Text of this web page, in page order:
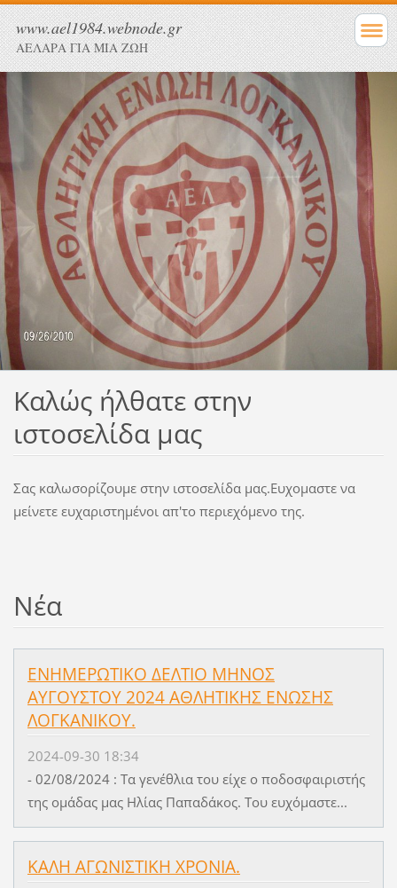
www.ael1984.webnode.gr
ΑΕΛΑΡΑ ΓΙΑ ΜΙΑ ΖΩΗ
Καλώς ήλθατε στην
ιστοσελίδα μας
Σας καλωσορίζουμε στην ιστοσελίδα μας.Ευχομαστε να
μείνετε ευχαριστημένοι απ'το περιεχόμενο της.
Νέα
ΕΝΗΜΕΡΩΤΙΚΟ ΔΕΛΤΙΟ ΜΗΝΟΣ
ΑΥΓΟΥΣΤΟΥ 2024 ΑΘΛΗΤΙΚΗΣ ΕΝΩΣΗΣ
ΛΟΓΚΑΝΙΚΟΥ.
2024-09-30 18:34
- 02/08/2024 : Τα γενέθλια του είχε ο ποδοσφαιριστής
της ομάδας μας Ηλίας Παπαδάκος. Του ευχόμαστε...
ΚΑΛΗ ΑΓΩΝΙΣΤΙΚΗ ΧΡΟΝΙΑ.